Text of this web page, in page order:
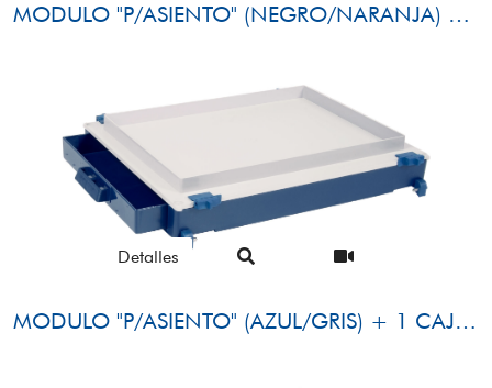
MODULO "P/ASIENTO" (NEGRO/NARANJA) + 2 CAJONES FRONTALES (NEGRO)
Detalles
MODULO "P/ASIENTO" (AZUL/GRIS) + 1 CAJÓN LATERAL (AZUL)